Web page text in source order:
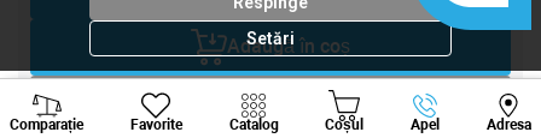
Adaugă în coș
Negociază
Comparație Favorite Catalog Coșul Apel Adresa
Viber Whatsapp
Setări